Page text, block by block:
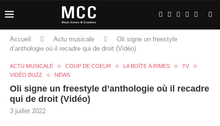
Accueil Actu musicale
Oli signe un freestyle
d’anthologie où il recadre qui de droit (Vidéo)
ACTU MUSICALE COUP DE COEUR LA BOÎTE À RIMES
TV
VIDÉO BUZZ
NEWS
Oli signe un freestyle d’anthologie où il recadre
qui de droit (Vidéo)
3 juillet 2022